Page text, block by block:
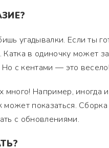
угадывалки. Если ты
в одиночку может
Но с кентами — это весело!
много! Например, иногда
может показаться.
с обновлениями.